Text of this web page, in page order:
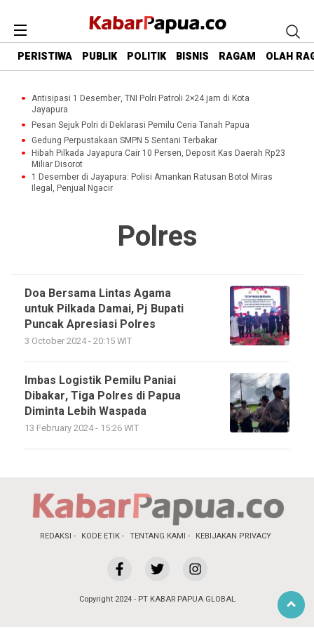
PERISTIWA PUBLIK POLITIK BISNIS RAGAM OLAH
Antisipasi 1 Desember, TNI Polri Patroli 2×24 jam di Kota
Jayapura
Pesan Sejuk Polri di Deklarasi Pemilu Ceria Tanah Papua
Gedung Perpustakaan SMPN 5 Sentani Terbakar
Hibah Pilkada Jayapura Cair 10 Persen, Deposit Kas Daerah Rp23
Miliar Disorot
1 Desember di Jayapura: Polisi Amankan Ratusan Botol Miras
Ilegal, Penjual Ngacir
Polres
Doa Bersama Lintas Agama
untuk Pilkada Damai, Pj Bupati
Puncak Apresiasi Polres
3 October 2024 - 20:15 WIT
Imbas Logistik Pemilu Paniai
Dibakar, Tiga Polres di Papua
Diminta Lebih Waspada
13 February 2024 - 15:26 WIT
REDAKSI KODE ETIK TENTANG KAMI KEBIJAKAN PRIVACY
Copyright 2024 - PT KABAR PAPUA GLOBAL